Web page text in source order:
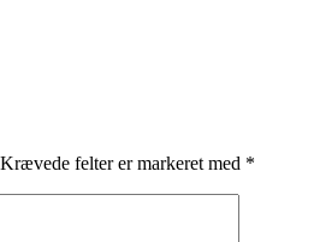
Krævede felter er markeret med *